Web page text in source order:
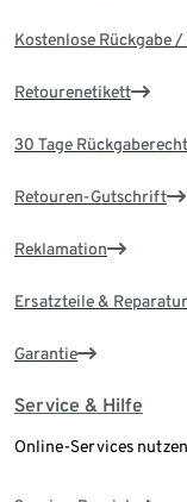
Kostenlose Rückgabe
Retourenetikett
30 Tage Rückgaberecht
Retouren-Gutschrift
Reklamation
Ersatzteile & Reparatur
Garantie
Service & Hilfe
Online-Services